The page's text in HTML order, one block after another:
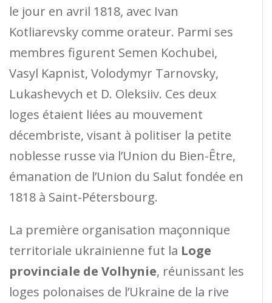
le jour en avril 1818, avec Ivan
Kotliarevsky comme orateur. Parmi ses
membres figurent Semen Kochubei,
Vasyl Kapnist, Volodymyr Tarnovsky,
Lukashevych et D. Oleksiiv. Ces deux
loges étaient liées au mouvement
décembriste, visant à politiser la petite
noblesse russe via l’Union du Bien-Être,
émanation de l’Union du Salut fondée en
1818 à Saint-Pétersbourg.
La première organisation maçonnique
territoriale ukrainienne fut la Loge
provinciale de Volhynie, réunissant les
loges polonaises de l’Ukraine de la rive